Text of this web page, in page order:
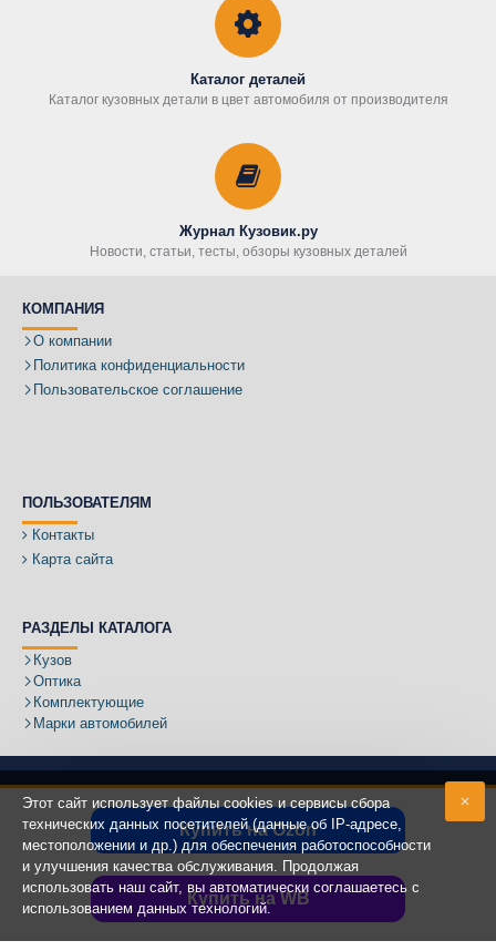
Купить на Ozon
Купить на WB
Каталог деталей
Каталог кузовных детали в цвет автомобиля от производителя
Журнал Кузовик.ру
Новости, статьи, тесты, обзоры кузовных деталей
КОМПАНИЯ
О компании
Политика конфиденциальности
Пользовательское соглашение
ПОЛЬЗОВАТЕЛЯМ
Контакты
Карта сайта
РАЗДЕЛЫ КАТАЛОГА
Кузов
Оптика
Комплектующие
Марки автомобилей
Адрес:
Copyright ©2020 - 2025КУЗОВИК.РУ
Этот сайт использует файлы cookies и сервисы сбора
технических данных посетителей (данные об IP-адресе,
местоположении и др.) для обеспечения работоспособности
и улучшения качества обслуживания. Продолжая
использовать наш сайт, вы автоматически соглашаетесь с
использованием данных технологий.